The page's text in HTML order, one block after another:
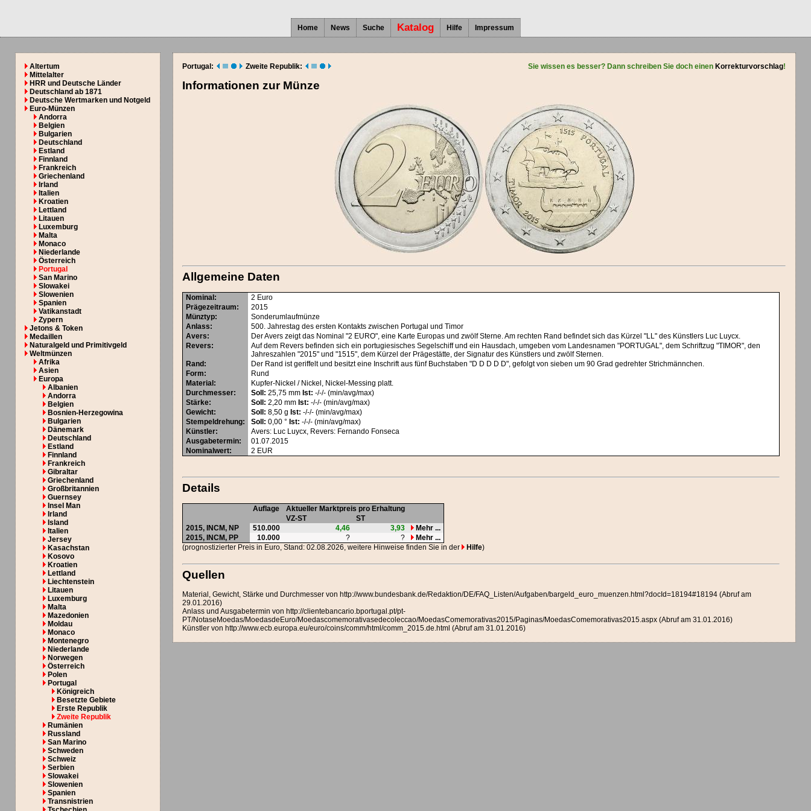
Home News Suche Katalog Hilfe Impressum
Altertum
Mittelalter
HRR und Deutsche Länder
Deutschland ab 1871
Deutsche Wertmarken und Notgeld
Euro-Münzen
Andorra
Belgien
Bulgarien
Deutschland
Estland
Finnland
Frankreich
Griechenland
Irland
Italien
Kroatien
Lettland
Litauen
Luxemburg
Malta
Monaco
Niederlande
Österreich
Portugal
San Marino
Slowakei
Slowenien
Spanien
Vatikanstadt
Zypern
Jetons & Token
Medaillen
Naturalgeld und Primitivgeld
Weltmünzen
Afrika
Asien
Europa
Albanien
Andorra
Belgien
Bosnien-Herzegowina
Bulgarien
Dänemark
Deutschland
Estland
Finnland
Frankreich
Gibraltar
Griechenland
Großbritannien
Guernsey
Insel Man
Irland
Island
Italien
Jersey
Kasachstan
Kosovo
Kroatien
Lettland
Liechtenstein
Litauen
Luxemburg
Malta
Mazedonien
Moldau
Monaco
Montenegro
Niederlande
Norwegen
Österreich
Polen
Portugal
Königreich
Besetzte Gebiete
Erste Republik
Zweite Republik
Rumänien
Russland
San Marino
Schweden
Schweiz
Serbien
Slowakei
Slowenien
Spanien
Transnistrien
Portugal: Zweite Republik: Sie wissen es besser? Dann schreiben Sie doch einen Korrekturvorschlag!
Informationen zur Münze
Allgemeine Daten
Nominal :
2 Euro
Prägezeitraum:
2015
Münztyp:
Sonderumlaufmünze
Anlass:
500. Jahrestag des ersten Kontakts zwischen Portugal und Timor
Avers:
Der Avers zeigt das Nominal "2 EURO", eine Karte Europas und zwölf Sterne. Am rechten Rand befindet sich das Kürzel "LL" des Künstlers Luc Luycx.
Revers:
Auf dem Revers befinden sich ein portugiesisches Segelschiff und ein Hausdach, umgeben vom Landesnamen "PORTUGAL", dem Schriftzug "TIMOR", den
Jahreszahlen "2015" und "1515", dem Kürzel der Prägestätte, der Signatur des Künstlers und zwölf Sternen.
Rand :
Der Rand ist geriffelt und besitzt eine Inschrift aus fünf Buchstaben "D D D D D", gefolgt von sieben um 90 Grad gedrehter Strichmännchen.
Form:
Rund
Material :
Kupfer-Nickel / Nickel, Nickel-Messing platt.
Durchmesser: Soll: 25,75 mm Ist: -/-/- (min/avg/max)
Stärke: Soll: 2,20 mm Ist: -/-/- (min/avg/max)
Gewicht: Soll: 8,50 g Ist: -/-/- (min/avg/max)
Stempeldrehung: Soll: 0,00 ° Ist: -/-/- (min/avg/max)
Künstler:
Avers: Luc Luycx, Revers: Fernando Fonseca
Ausgabetermin:
01.07.2015
Nominalwert: 2 EUR
Details
Auflage
Aktueller Marktpreis pro Erhaltung
VZ-ST
ST
2015, INCM, NP 510.000 4,46 3,93
Mehr ...
2015, INCM, PP 10.000 ? ?
Mehr ...
(prognostizierter Preis in Euro, Stand: 02.08.2026, weitere Hinweise finden Sie in der
Hilfe)
Quellen
Material, Gewicht, Stärke und Durchmesser von http://www.bundesbank.de/Redaktion/DE/FAQ_Listen/Aufgaben/bargeld_euro_muenzen.html?docId=18194#18194 (Abruf am
29.01.2016)
Anlass und Ausgabetermin von http://clientebancario.bportugal.pt/pt-
PT/NotaseMoedas/MoedasdeEuro/Moedascomemorativasedecoleccao/MoedasComemorativas2015/Paginas/MoedasComemorativas2015.aspx (Abruf am 31.01.2016)
Künstler von http://www.ecb.europa.eu/euro/coins/comm/html/comm_2015.de.html (Abruf am 31.01.2016)